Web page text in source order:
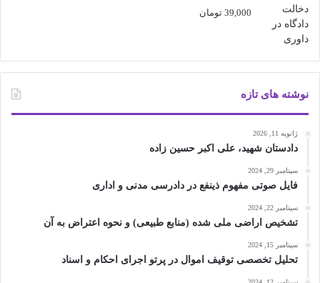
39,000 تومان
نوشته های تازه
ژانویه 11, 2026
دادستان شهید، علی اکبر حسین زاده
سپتامبر 29, 2024
فایل صوتی مفهوم ذینفع در دادرسی مدنی و اداری
سپتامبر 22, 2024
تشخیص اراضی ملی شده (منابع طبیعی) و نحوه اعتراض به آن
سپتامبر 15, 2024
تحلیل تخصصی توقیف اموال در پرتو اجرای احکام و اسناد